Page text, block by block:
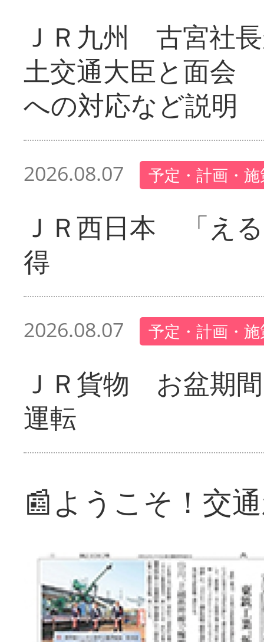
ＪＲ九州 古宮社
土交通大臣と面会
への対応など説明
2026.08.07 予定・計画・
ＪＲ西日本 「え
得
2026.08.07 予定・計画・
ＪＲ貨物 お盆期
運転
📰ようこそ！交